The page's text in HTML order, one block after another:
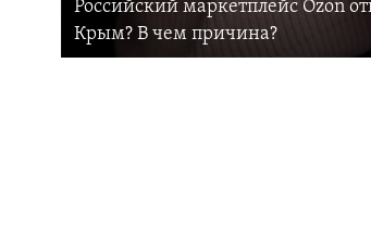
Российский маркетплейс Ozon
Крым? В чем причина?